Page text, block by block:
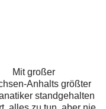
Mit großer
Anhalts größter
standgehalten